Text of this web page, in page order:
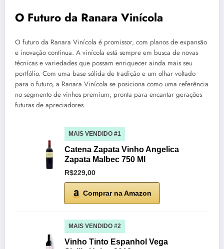
O Futuro da Ranara Vinícola
O futuro da Ranara Vinícola é promissor, com planos de expansão
e inovação contínua. A vinícola está sempre em busca de novas
técnicas e variedades que possam enriquecer ainda mais seu
portfólio. Com uma base sólida de tradição e um olhar voltado
para o futuro, a Ranara Vinícola se posiciona como uma referência
no segmento de vinhos premium, pronta para encantar gerações
futuras de apreciadores.
MAIS VENDIDO #1
Catena Zapata Vinho Angelica
Zapata Malbec 750 Ml
R$229,00
Comprar na Amazon
MAIS VENDIDO #2
Vinho Tinto Espanhol Vega